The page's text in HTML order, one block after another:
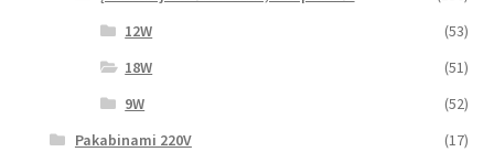
12W
(53)
18W
(51)
9W
(52)
Pakabinami 220V
(17)